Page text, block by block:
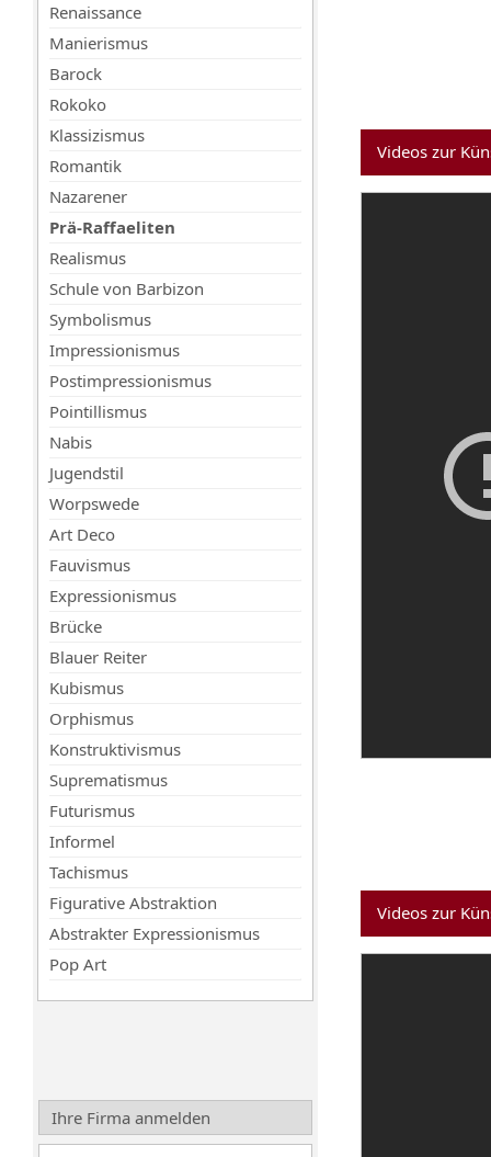
Videos zur
Videos zur
Renaissance
Manierismus
Barock
Rokoko
Klassizismus
Romantik
Nazarener
Prä-Raffaeliten
Realismus
Schule von Barbizon
Symbolismus
Impressionismus
Postimpressionismus
Pointillismus
Nabis
Jugendstil
Worpswede
Art Deco
Fauvismus
Expressionismus
Brücke
Blauer Reiter
Kubismus
Orphismus
Konstruktivismus
Suprematismus
Futurismus
Informel
Tachismus
Figurative Abstraktion
Abstrakter Expressionismus
Pop Art
Ihre Firma anmelden